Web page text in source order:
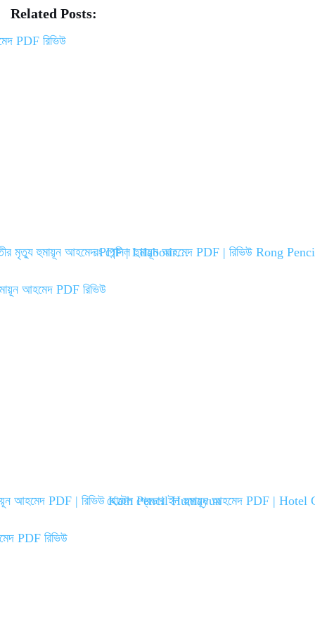
bo
ok
tte
r
ail
Related Posts:
মৃত্যু হুমায়ূন আহমেদ PDF | Lilabotir…
রং পেন্সিল হুমায়ূন আহমেদ PDF | রিভিউ Rong
আহমেদ PDF | রিভিউ Kath Pencil Humayun
হোটেল গ্রেভার ইন হুমায়ূন আহমেদ PDF |